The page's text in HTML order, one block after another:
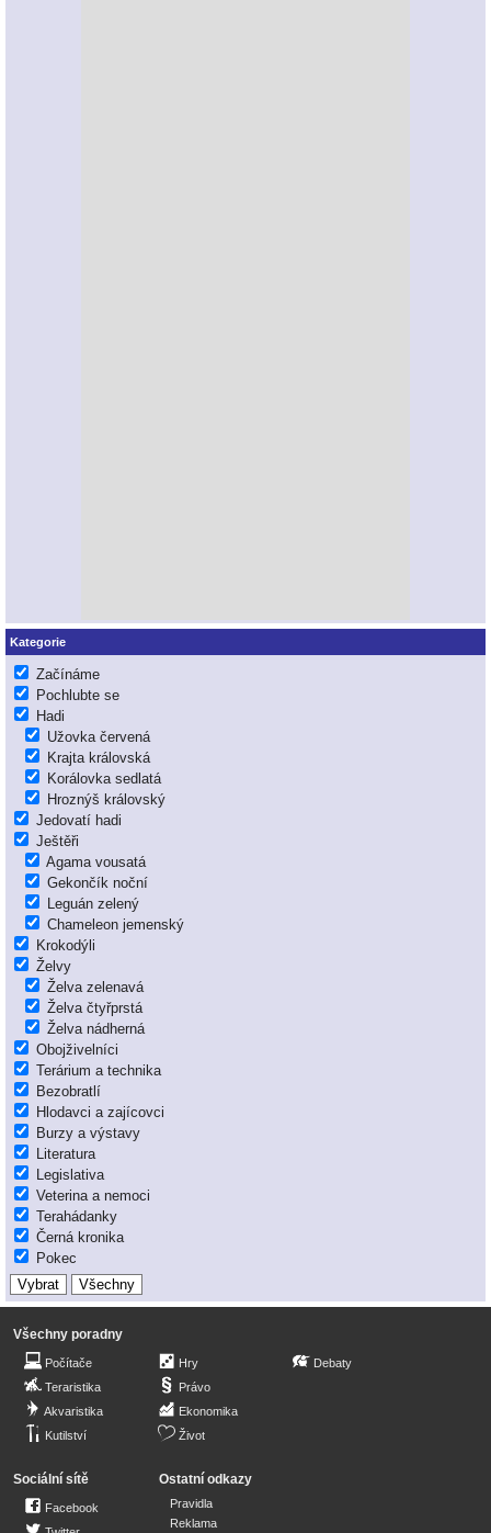
Kategorie
Začínáme
Pochlubte se
Hadi
Užovka červená
Krajta královská
Korálovka sedlatá
Hroznýš královský
Jedovatí hadi
Ještěři
Agama vousatá
Gekončík noční
Leguán zelený
Chameleon jemenský
Krokodýli
Želvy
Želva zelenavá
Želva čtyřprstá
Želva nádherná
Obojživelníci
Terárium a technika
Bezobratlí
Hlodavci a zajícovci
Burzy a výstavy
Literatura
Legislativa
Veterina a nemoci
Terahádanky
Černá kronika
Pokec
Všechny poradny
Počítače
Teraristika
Akvaristika
Kutilství
Hry
Právo
Ekonomika
Život
Debaty
Sociální sítě
Facebook
Ostatní odkazy
Pravidla
Reklama